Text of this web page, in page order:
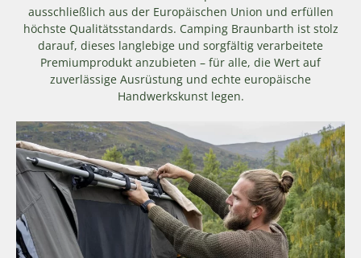
ausschließlich aus der Europäischen Union und erfüllen
höchste Qualitätsstandards. Camping Braunbarth ist stolz
darauf, dieses langlebige und sorgfältig verarbeitete
Premiumprodukt anzubieten – für alle, die Wert auf
zuverlässige Ausrüstung und echte europäische
Handwerkskunst legen.